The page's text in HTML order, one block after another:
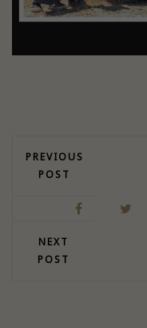
PREVIOUS
POST
NEXT
POST